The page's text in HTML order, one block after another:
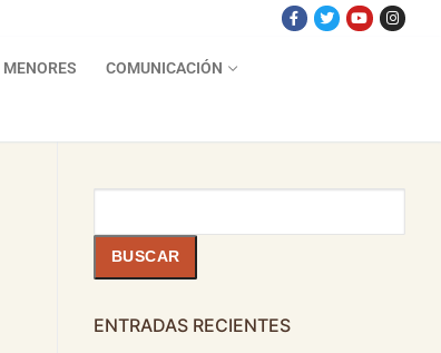
COMUNICACIÓN
BUSCAR
ENTRADAS RECIENTES